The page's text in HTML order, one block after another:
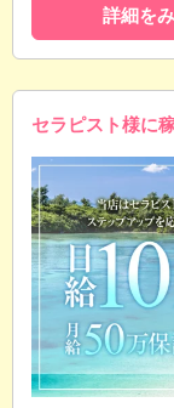
詳細を
セラピスト様に